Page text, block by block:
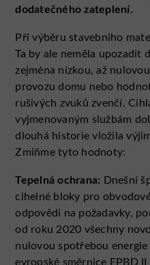
dodatečného zateplení.
Při výběru stavebního
Ta by ale neměla upozadit
zejména nízkou, až
provozu domu nebo
rušivých zvuků zvenčí.
vyjmenovaným službám
dlouhá historie vložila
Zmiňme tyto hodnoty:
Tepelná ochrana: Dnešní
cihelné bloky pro
odpovědí na požadavky,
od roku 2020 všechny
nulovou spotřebou
evropské směrnice EPBD